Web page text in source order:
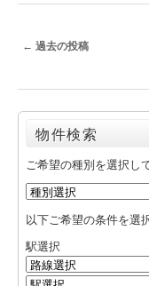
投
ナ
ビ
シ
ョ
ン
← 過去の投稿
物件検索
ご希望の種別を選択し
以下ご希望の条件を選
駅選択